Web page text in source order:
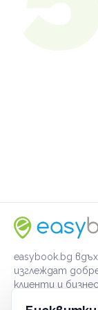
easybook.bg
изглеждат
клиенти и